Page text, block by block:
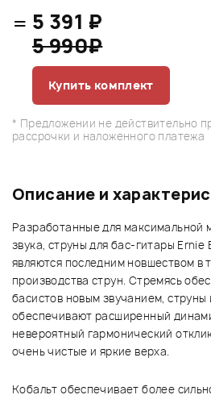
= 5 391 ₽
5 990₽
Купить комплект
* Предложении не действительно
рассрочки и наложенного платежа
Описание и
Разработанные для максимальной
звука, струны для бас-гитары Ernie
являются последним новшеством в
производства струн. Стремясь
басистов новым звучанием, струны
обеспечивают расширенный
невероятный гармонический
очень чистые и яркие верха.
Кобальт обеспечивает более